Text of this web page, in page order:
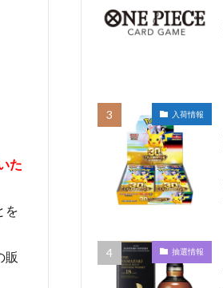
た
を
販
入荷情報
抽選情報